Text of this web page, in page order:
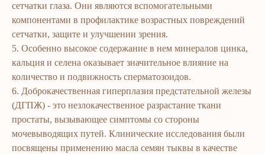
сетчатки глаза. Они являются вспомогательными
компонентами в профилактике возрастных повреждений
сетчатки, защите и улучшении зрения.
5. Особенно высокое содержание в нем минералов цинка,
кальция и селена оказывает значительное влияние на
количество и подвижность сперматозоидов.
6. Доброкачественная гиперплазия предстательной железы
(ДГПЖ) - это незлокачественное разрастание ткани
простаты, вызывающее симптомы со стороны
мочевыводящих путей. Клинические исследования были
посвящены применению масла семян тыквы в качестве